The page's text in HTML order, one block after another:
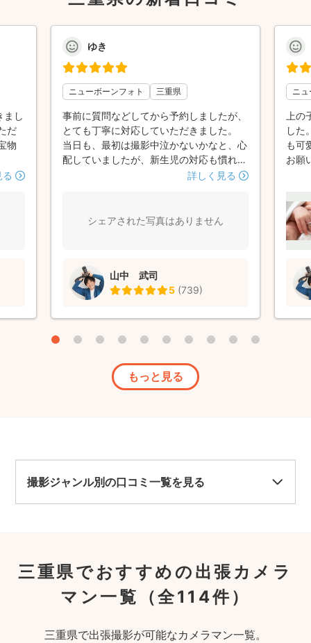
まし
だ
物
ゆき
ニューボーンフォト 三重県
事前に質問などしてから予約しましたが、
とても丁寧に対応していただきました。
当日も、最初は撮影中泣かないかなと、心
配していましたが、新生児の対応も慣れて
いて、とても安心しました。なので私たち
なったし、撮影中に過ごした時間もいい思
詳しく見る
シェアされた写真はありません
山中 武司
5 (739)
ニ
上
した
も可
お願
もっと見る
撮影ジャンル別の口コミ一覧を見る
三重県でおすすめの出張カメラ
マン一覧
（全114件）
三重県で出張撮影が可能なカメラマン一覧。